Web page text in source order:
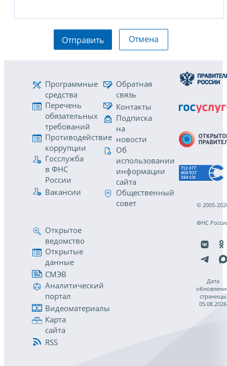
Отправить Отмена
Программные
средства
Перечень
обязательных
требований
Противодействие
коррупции
Госслужба
в ФНС
России
Вакансии
Обратная
связь
Контакты
Подписка
на
новости
Об
использовании
информации
сайта
Общественный
совет
Открытое
ведомство
Открытые
данные
СМЭВ
Аналитический
портал
Видеоматериалы
Карта
сайта
RSS
© 2005-
ФНС
Дата
страницы
05.08.2026